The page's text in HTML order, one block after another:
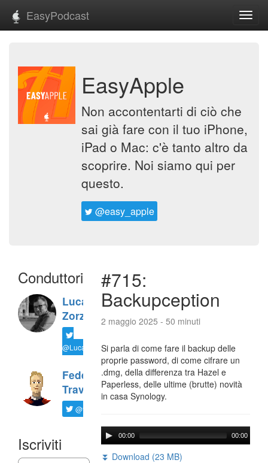
EasyPodcast
EasyApple
Non accontentarti di ciò che
sai già fare con il tuo iPhone,
iPad o Mac: c'è tanto altro da
scoprire. Noi siamo qui per
questo.
@easy_apple
Conduttori
Luca
Zorzi
@LucaTNT
Federico
Travaini
@ftrava
Iscriviti
#715:
Backupception
2 maggio 2025 - 50 minuti
Si parla di come fare il backup delle
proprie password, di come cifrare un
.dmg, della differenza tra Hazel e
Paperless, delle ultime (brutte) novità
in casa Synology.
00:00 00:00
⏬ Download (23 MB)